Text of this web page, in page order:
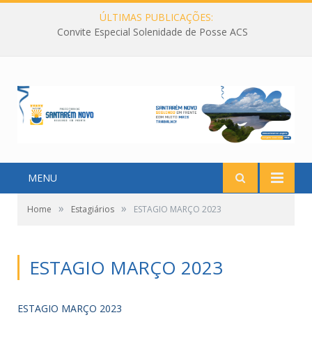
ÚLTIMAS PUBLICAÇÕES:
Convite Especial Solenidade de Posse ACS
MENU
Home » Estagiários » ESTAGIO MARÇO 2023
ESTAGIO MARÇO 2023
ESTAGIO MARÇO 2023